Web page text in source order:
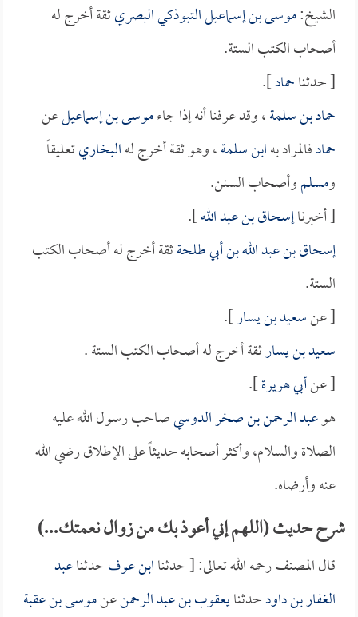
الشيخ:موسى بن إسماعيل التبوذكي البصريثقة أخرج له
أصحاب الكتب الستة.
[ حدثناحماد].
حماد بن سلمة، وقد عرفنا أنه إذا جاءموسى بن إسماعيلعن
حمادفالمراد بهابن سلمة، وهو ثقة أخرج لهالبخاريتعليقاً
ومسلموأصحاب السنن.
[ أخبرناإسحاق بن عبد الله].
إسحاق بن عبد الله بن أبي طلحةثقة أخرج له أصحاب الكتب
الستة.
[ عنسعيد بن يسار].
سعيد بن يسارثقة أخرج له أصحاب الكتب الستة .
[ عنأبي هريرة].
هوعبد الرحمن بن صخر الدوسيصاحب رسول الله عليه
الصلاة والسلام، وأكثر أصحابه حديثاً على الإطلاق رضي الله
عنه وأرضاه.
شرح حديث (اللهم إني أعوذ بك من زوال نعمتك...)
قال المصنف رحمه الله تعالى: [ حدثناابن عوفحدثناعبد
الغفار بن داودحدثنايعقوب بن عبد الرحمنعنموسى بن عقبة